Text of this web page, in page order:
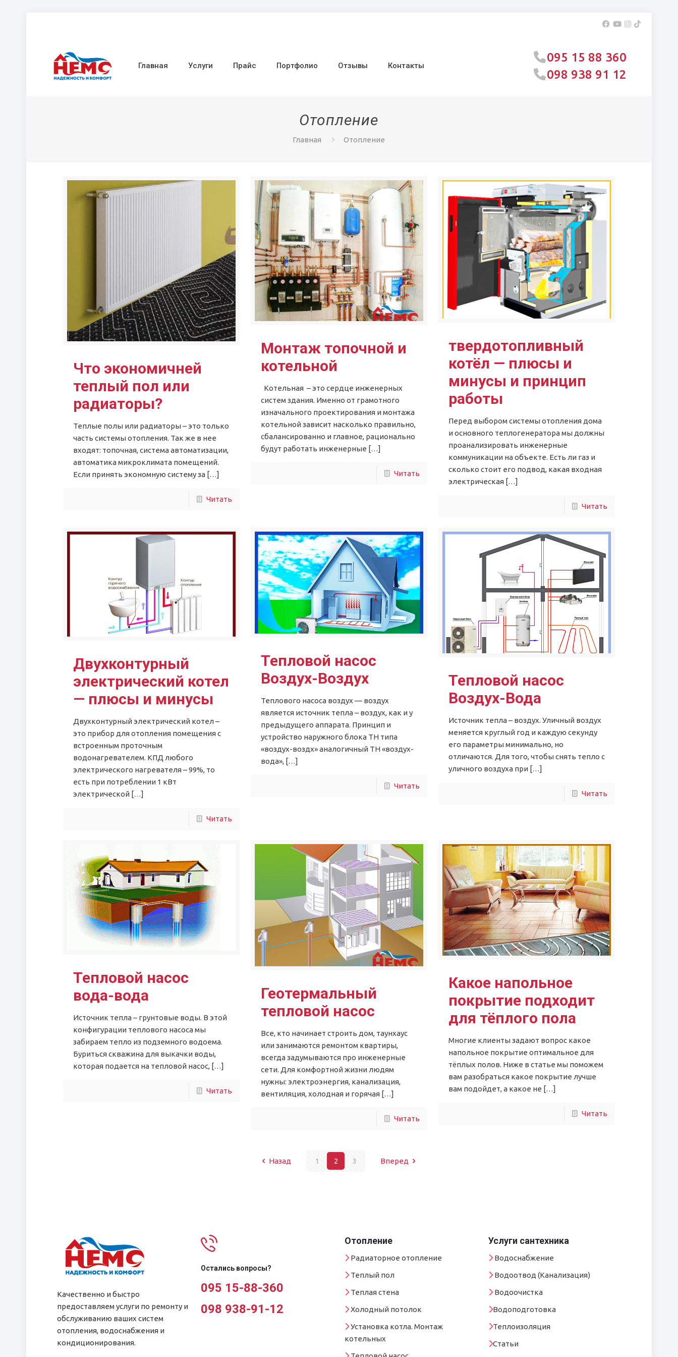
095 15 88 360
098 938 91 12
Главная Услуги Прайс Портфолио Отзывы Контакты
Отопление
Главная Отопление
Что экономичней
теплый пол или
радиаторы?
Теплые полы или радиаторы – это только
часть системы отопления. Так же в нее
входят: топочная, система автоматизации,
автоматика микроклимата помещений.
Если принять экономную систему за[…]
Читать
Монтаж топочной и
котельной
Котельная – это сердце инженерных
систем здания. Именно от грамотного
изначального проектирования и монтажа
котельной зависит насколько правильно,
сбалансированно и главное, рационально
будут работать инженерные […]
Читать
твердотопливный
котёл — плюсы и
минусы и принцип
работы
Перед выбором системы отопления дома
и основного теплогенератора мы должны
проанализировать инженерные
коммуникации на объекте. Есть ли газ и
сколько стоит его подвод, какая входная
электрическая […]
Читать
Двухконтурный
электрический котел
— плюсы и минусы
Двухконтурный электрический котел –
это прибор для отопления помещения с
встроенным проточным
водонагревателем. КПД любого
электрического нагревателя – 99%, то
есть при потреблении 1 кВт
электрической[…]
Читать
Тепловой насос
Воздух-Воздух
Теплового насоса воздух — воздух
является источник тепла – воздух, как и у
предыдущего аппарата. Принцип и
устройство наружного блока ТН типа
«воздух-воздх» аналогичный ТН «воздух-
вода»,[…]
Читать
Тепловой насос
Воздух-Вода
Источник тепла – воздух. Уличный воздух
меняется круглый год и каждую секунду
его параметры минимально, но
отличаются. Для того, чтобы снять тепло с
уличного воздуха при […]
Читать
Тепловой насос
вода-вода
Источник тепла – грунтовые воды. В этой
конфигурации теплового насоса мы
забираем тепло из подземного водоема.
Буриться скважина для выкачки воды,
которая подается на тепловой насос,[…]
Читать
Геотермальный
тепловой насос
Все, кто начинает строить дом, таунхаус
или занимаются ремонтом квартиры,
всегда задумываются про инженерные
сети. Для комфортной жизни людям
нужны: электроэнергия, канализация,
вентиляция, холодная и горячая[…]
Читать
Какое напольное
покрытие подходит
для тёплого пола
Многие клиенты задают вопрос какое
напольное покрытие оптимальное для
тёплых полов. Ниже в статье мы поможем
вам разобраться какое покрытие лучше
вам подойдет, а какое не […]
Читать
Назад 1 2 3 Вперед
Качественно и быстро
предоставляем услуги по ремонту и
обслуживанию ваших систем
отопления, водоснабжения и
кондиционирования.
Остались вопросы?
095 15-88-360
098 938-91-12
Отопление
Радиаторное отопление
Теплый пол
Теплая стена
Холодный потолок
Установка котла. Монтаж
котельных
Услуги сантехника
Водоснабжение
Водоотвод (Канализация)
Водоочистка
Водоподготовка
Теплоизоляция
Статьи